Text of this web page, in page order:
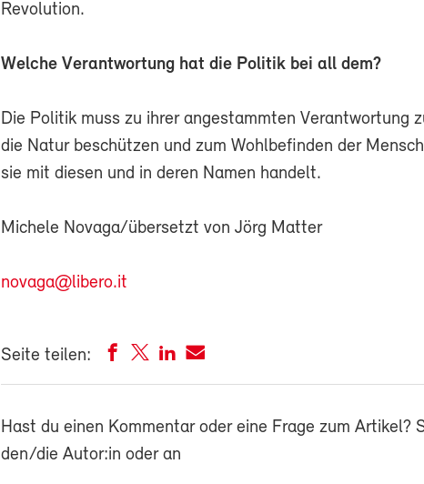
Revolution.
Welche Verantwortung hat die Politik bei all dem?
Die Politik muss zu ihrer angestammten Verantwortung
die Natur beschützen und zum Wohlbefinden der
sie mit diesen und in deren Namen handelt.
Michele Novaga/übersetzt von Jörg Matter
novaga@libero.it
Seite teilen:
Hast du einen Kommentar oder eine Frage zum Artikel?
den/die Autor:in oder an